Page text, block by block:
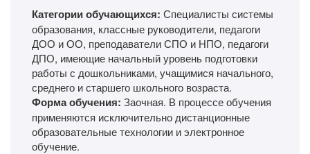
Категории обучающихся: Специалисты системы
образования, классные руководители, педагоги
ДОО и ОО, преподаватели СПО и НПО, педагоги
ДПО, имеющие начальный уровень подготовки
работы с дошкольниками, учащимися начального,
среднего и старшего школьного возраста.
Форма обучения: Заочная. В процессе обучения
применяются исключительно дистанционные
образовательные технологии и электронное
обучение.